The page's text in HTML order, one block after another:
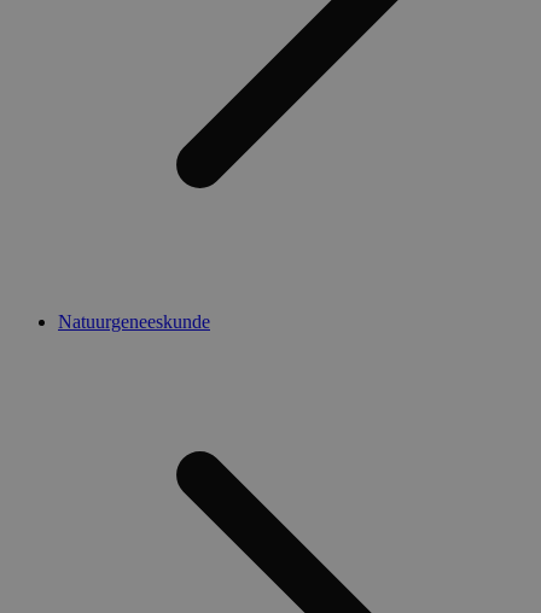
Natuurgeneeskunde